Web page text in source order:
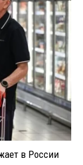
в России